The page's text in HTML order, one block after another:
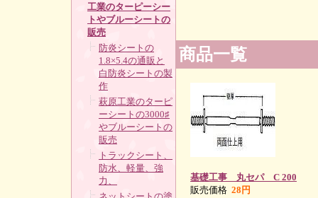
工業のターピーシー
トやブルーシートの
販売
防炎シートの
1.8×5.4の通販と
白防炎シートの製
作
萩原工業のターピ
ーシートの3000♯
やブルーシートの
販売
トラックシート、
防水、軽量、強
力、
商品一覧
基礎工事 丸セパ C 200
販売価格 28円